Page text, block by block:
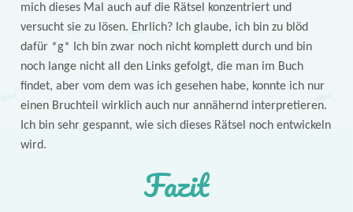
mich dieses Mal auch auf die Rätsel konzentriert und
versucht sie zu lösen. Ehrlich? Ich glaube, ich bin zu blöd
dafür *g* Ich bin zwar noch nicht komplett durch und bin
noch lange nicht all den Links gefolgt, die man im Buch
findet, aber vom dem was ich gesehen habe, konnte ich nur
einen Bruchteil wirklich auch nur annähernd interpretieren.
Ich bin sehr gespannt, wie sich dieses Rätsel noch entwickeln
wird.
Fazit